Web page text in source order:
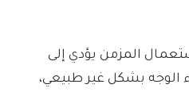
المزمن يؤدي إلى
الوجه بشكل غير طبيعي،